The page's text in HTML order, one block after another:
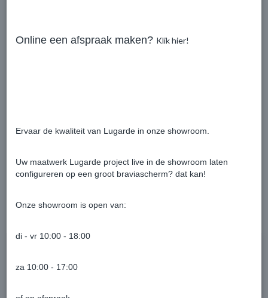
340 mm.
Online een afspraak maken? Klik hier!
Ervaar de kwaliteit van Lugarde in onze showroom.
Uw maatwerk Lugarde project live in de showroom laten
configureren op een groot braviascherm? dat kan!
Onze showroom is open van:
di - vr 10:00 - 18:00
za 10:00 - 17:00